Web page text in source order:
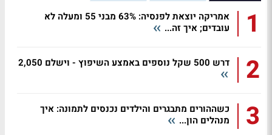
1
אמריקה יוצאת לפנסיה: 63% מבני 55 ומעלה לא
עובדים; איך זה...
2 דרש 500 שקל נוספים באמצע השיפוץ - וישלם 2,050
3
כשההורים מתבגרים והילדים נכנסים לתמונה: איך
מנהלים הון...